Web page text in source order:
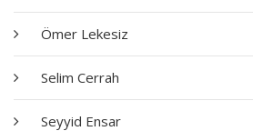
Ömer Lekesiz
Selim Cerrah
Seyyid Ensar